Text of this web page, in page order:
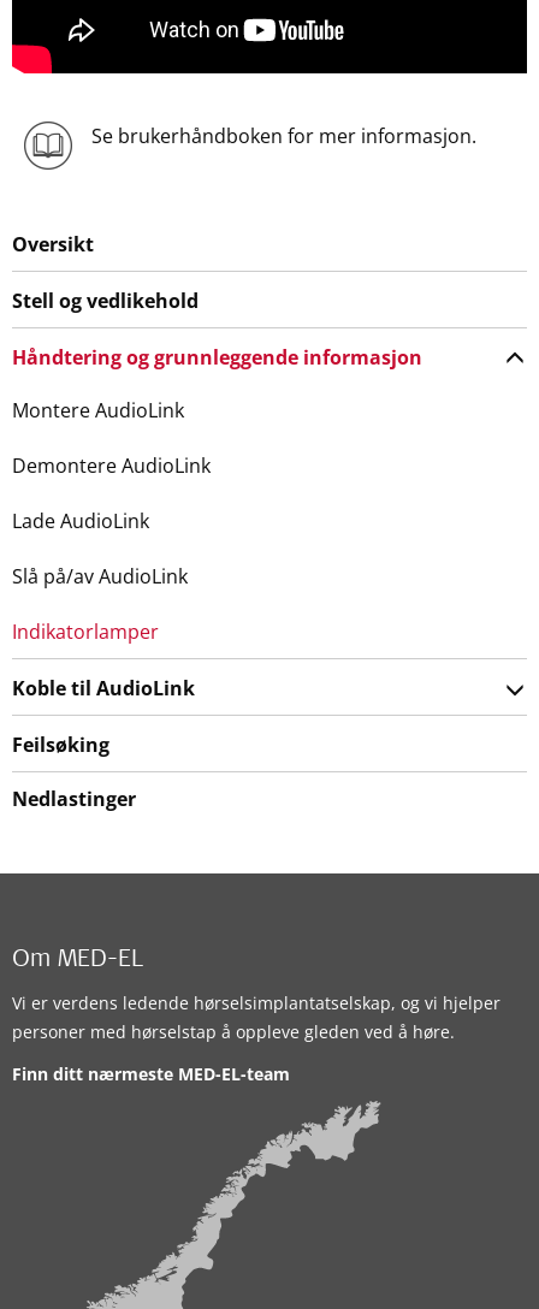
Se brukerhåndboken for mer informasjon.
Oversikt
Stell og vedlikehold
Håndtering og grunnleggende informasjon
Montere AudioLink
Demontere AudioLink
Lade AudioLink
Slå på/av AudioLink
Indikatorlamper
Koble til AudioLink
Feilsøking
Nedlastinger
Om MED-EL
Vi er verdens ledende hørselsimplantatselskap, og vi hjelper
personer med hørselstap å oppleve gleden ved å høre.
Finn ditt nærmeste MED-EL-team